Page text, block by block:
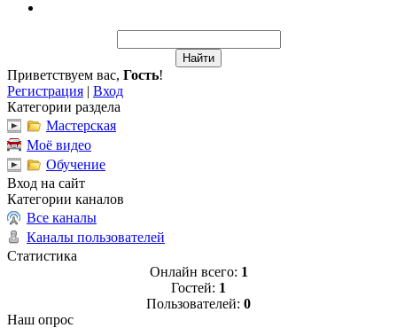
Приветствуем вас, Гость!
Регистрация | Вход
Категории раздела
Мастерская
Моё видео
Обучение
Вход на сайт
Категории каналов
Все каналы
Каналы пользователей
Статистика
Онлайн всего: 1
Гостей: 1
Пользователей: 0
Наш опрос